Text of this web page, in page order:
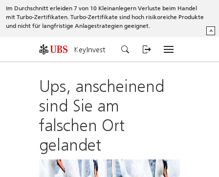
Im Durchschnitt erleiden 7 von 10 Kleinanlegern Verluste beim Handel
mit Turbo-Zertifikaten. Turbo-Zertifikate sind hoch risikoreiche Produkte
und nicht für langfristige Anlagestrategien geeignet.
^
KeyInvest
Ups, anscheinend
sind Sie am
falschen Ort
gelandet